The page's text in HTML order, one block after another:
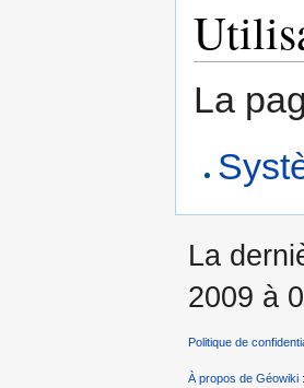
La
La
2009 à
Politique de
À propos de Géowiki